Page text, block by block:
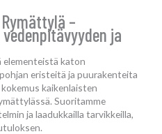
–
ja
elementeistä katon
eristeitä ja puurakenteita
kaikenlaisten
Suoritamme
ja laadukkailla tarvikkeilla,